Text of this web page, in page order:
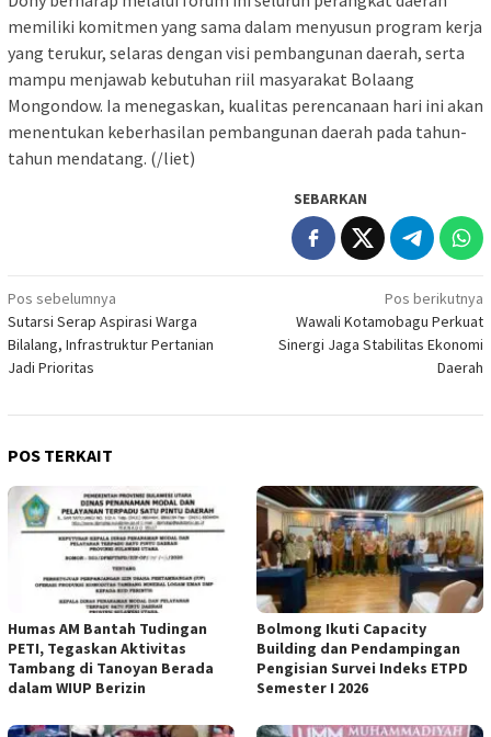
memiliki komitmen yang sama dalam menyusun program kerja
yang terukur, selaras dengan visi pembangunan daerah, serta
mampu menjawab kebutuhan riil masyarakat Bolaang
Mongondow. Ia menegaskan, kualitas perencanaan hari ini akan
menentukan keberhasilan pembangunan daerah pada tahun-
tahun mendatang. (/liet)
SEBARKAN
Navigasi
pos
Pos sebelumnya
Sutarsi Serap Aspirasi Warga
Bilalang, Infrastruktur Pertanian
Jadi Prioritas
Pos berikutnya
Wawali Kotamobagu Perkuat
Sinergi Jaga Stabilitas Ekonomi
Daerah
POS TERKAIT
Humas AM Bantah Tudingan
PETI, Tegaskan Aktivitas
Tambang di Tanoyan Berada
dalam WIUP Berizin
Bolmong Ikuti Capacity
Building dan Pendampingan
Pengisian Survei Indeks ETPD
Semester I 2026